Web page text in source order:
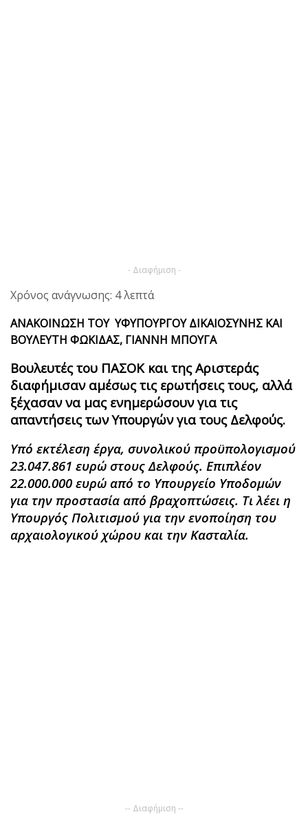
- Διαφήμιση -
Χρόνος ανάγνωσης: 4 λεπτά
ΑΝΑΚΟΙΝΩΣΗ ΤΟΥ ΥΦΥΠΟΥΡΓΟΥ ΔΙΚΑΙΟΣΥΝΗΣ ΚΑΙ
ΒΟΥΛΕΥΤΗ ΦΩΚΙΔΑΣ, ΓΙΑΝΝΗ ΜΠΟΥΓΑ
Βουλευτές του ΠΑΣΟΚ και της Αριστεράς
διαφήμισαν αμέσως τις ερωτήσεις τους, αλλά
ξέχασαν να μας ενημερώσουν για τις
απαντήσεις των Υπουργών για τους Δελφούς.
Υπό εκτέλεση έργα, συνολικού προϋπολογισμού
23.047.861 ευρώ στους Δελφούς. Επιπλέον
22.000.000 ευρώ από το Υπουργείο Υποδομών
για την προστασία από βραχοπτώσεις. Τι λέει η
Υπουργός Πολιτισμού για την ενοποίηση του
αρχαιολογικού χώρου και την Κασταλία.
-- Διαφήμιση --